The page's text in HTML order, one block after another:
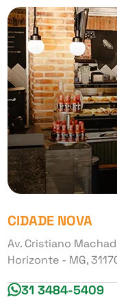
CIDADE NOVA
Av. Cristiano
Horizonte - MG,
31 3484-5409